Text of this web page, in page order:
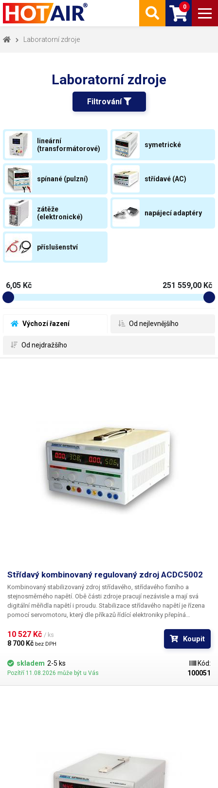
0
Laboratorní zdroje
Laboratorní zdroje
Filtrování
lineární
(transformátorové)
symetrické
spínané (pulzní) střídavé (AC)
zátěže
(elektronické)
napájecí adaptéry
příslušenství
Výchozí řazení Od nejlevnějšího
Od nejdražšího
6,05 Kč 251 559,00 Kč
Střídavý kombinovaný regulovaný zdroj ACDC5002
Kombinovaný stabilizovaný zdroj střídavého, střídavého fixního a
stejnosměrného napětí. Obě části zdroje pracují nezávisle a mají svá
digitální měřidla napětí i proudu. Stabilizace střídavého napětí je řízena
pomocí servomotoru, který dle příkazů řídící elektroniky přepíná
10 527 Kč / ks
8 700 Kč bez DPH
Koupit
skladem 2-5 ks
Pozítří 11.08.2026 může být u Vás
Kód:
100051